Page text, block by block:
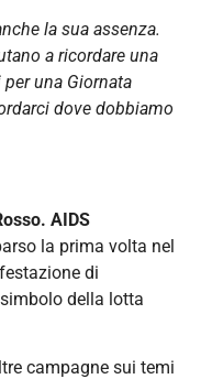
la sua assenza.
a ricordare una
una Giornata
dove dobbiamo
AIDS
la prima volta nel
di
della lotta
campagne sui temi